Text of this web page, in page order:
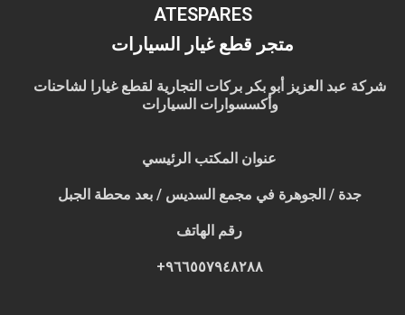
ATESPARES
متجر قطع غيار السيارات
شركة عبد العزيز أبو بكر بركات التجارية لقطع غيارا لشاحنات
وأكسسوارات السيارات
عنوان المكتب الرئيسي
جدة / الجوهرة في مجمع السديس / بعد محطة الجبل
رقم الهاتف
٩٦٦٥٥٧٩٤٨٢٨٨+